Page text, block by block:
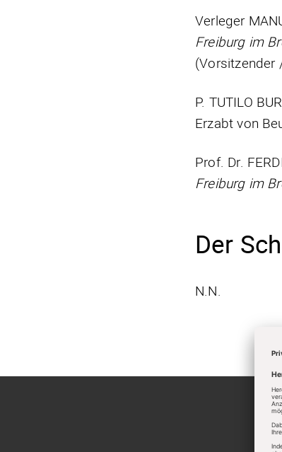
Verleger
Freiburg im
(Vorsitzender
P. TUTILO
Erzabt von
Prof. Dr.
Freiburg im
Der
N.N.